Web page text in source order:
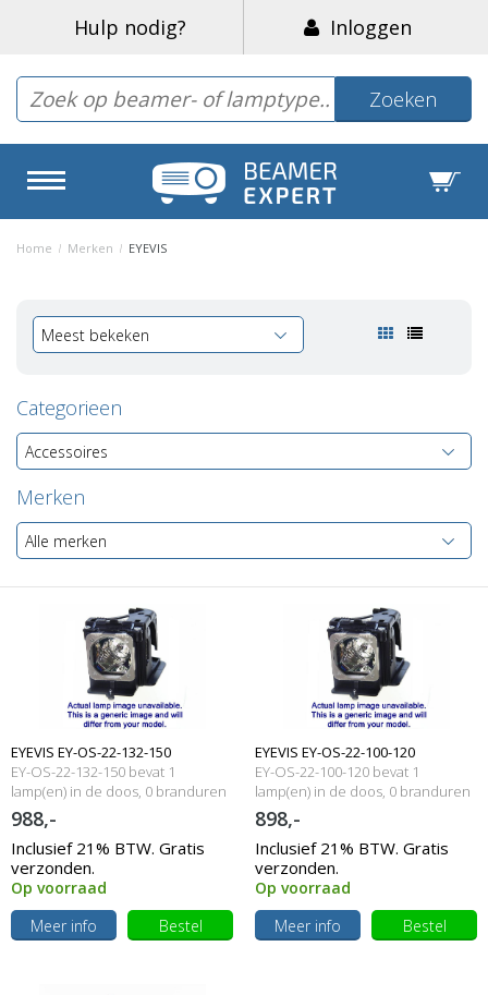
Hulp nodig? Inloggen
Zoeken
Home / Merken / EYEVIS
Meest bekeken
Categorieen
Accessoires
Merken
Alle merken
EYEVIS EY-OS-22-132-150
Originele lampmodule
EY-OS-22-132-150 bevat 1
lamp(en) in de doos, 0 branduren
en 150 Watt
988,-
Inclusief 21% BTW. Gratis
verzonden.
Op voorraad
Meer info
Bestel
EYEVIS EY-OS-22-100-120
Originele lampmodule
EY-OS-22-100-120 bevat 1
lamp(en) in de doos, 0 branduren
en 120 Watt
898,-
Inclusief 21% BTW. Gratis
verzonden.
Op voorraad
Meer info
Bestel